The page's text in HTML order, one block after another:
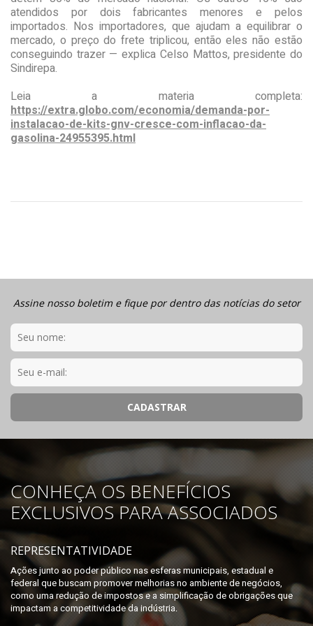
atendidos por dois fabricantes menores e pelos
importados. Nos importadores, que ajudam a equilibrar o
mercado, o preço do frete triplicou, então eles não estão
conseguindo trazer — explica Celso Mattos, presidente do
Sindirepa.
Leia a materia completa:
https://extra.globo.com/economia/demanda-por-
instalacao-de-kits-gnv-cresce-com-inflacao-da-
gasolina-24955395.html
Assine nosso boletim e fique por dentro das notícias do setor
CONHEÇA OS BENEFÍCIOS
EXCLUSIVOS PARA ASSOCIADOS
REPRESENTATIVIDADE
Ações junto ao poder público nas esferas municipais, estadual e
federal que buscam promover melhorias no ambiente de negócios,
como uma redução de impostos e a simplificação de obrigações que
impactam a competitividade da indústria.